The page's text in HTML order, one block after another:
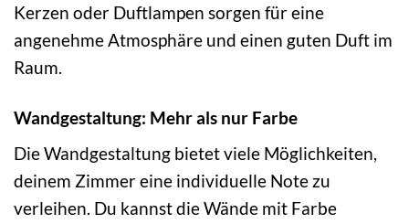
Kerzen oder Duftlampen sorgen für eine
angenehme Atmosphäre und einen guten Duft im
Raum.
Wandgestaltung: Mehr als nur Farbe
Die Wandgestaltung bietet viele Möglichkeiten,
deinem Zimmer eine individuelle Note zu
verleihen. Du kannst die Wände mit Farbe